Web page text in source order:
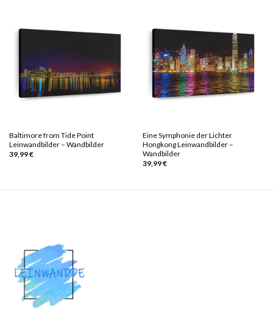
Baltimore from Tide Point
Leinwandbilder – Wandbilder
39,99€
Eine Symphonie der Lichter
Hongkong Leinwandbilder –
Wandbilder
39,99€